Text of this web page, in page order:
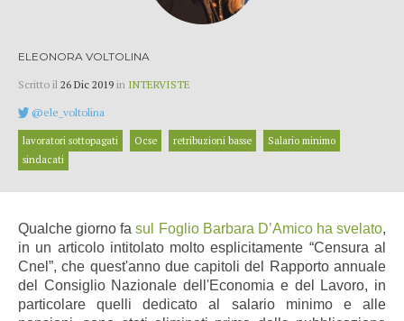
ELEONORA VOLTOLINA
Scritto il 26 Dic 2019 in INTERVISTE
@ele_voltolina
lavoratori sottopagati Ocse retribuzioni basse
Salario minimo
sindacati
Qualche giorno fasul Foglio Barbara D’Amico ha svelato,
in un articolo intitolato molto esplicitamente “Censura al
Cnel”, che quest'anno due capitoli del Rapporto annuale
del Consiglio Nazionale dell'Economia e del Lavoro, in
particolare quelli dedicato al salario minimo e alle